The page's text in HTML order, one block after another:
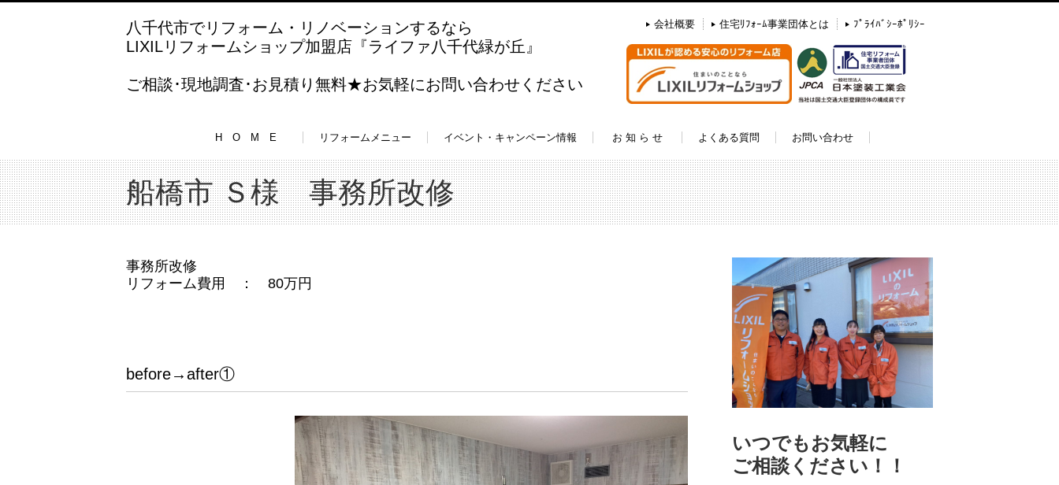
八千代市でリフォーム・リノベーションするなら
LIXILリフォームショップ加盟店『ライファ八千代緑が丘』
ご相談･現地調査･お見積り無料★お気軽にお問い合わせください
会社概要 住宅ﾘﾌｫｰﾑ事業団体とは ﾌﾟﾗｲﾊﾞｼｰﾎﾟﾘｼｰ
H O M E リフォームメニュー イベント・キャンペーン情報 お 知 ら せ よくある質問 お問い合わせ
船橋市 Ｓ様 事務所改修
事務所改修
リフォーム費用 ： 80万円
before→after①
いつでもお気軽に
ご相談ください！！